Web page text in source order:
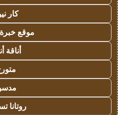
كار
موقع خبرة
أناقة
روتانا